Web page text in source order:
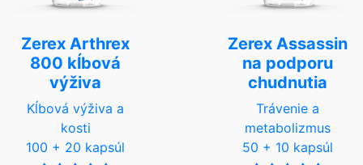
Zerex Arthrex
800 kĺbová
výživa
Kĺbová výživa a
kosti
100 + 20 kapsúl
Zerex Assassin
na podporu
chudnutia
Trávenie a
metabolizmus
50 + 10 kapsúl